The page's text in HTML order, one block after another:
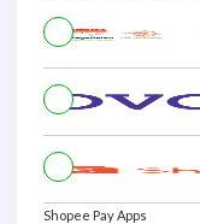
Shopee Pay Apps